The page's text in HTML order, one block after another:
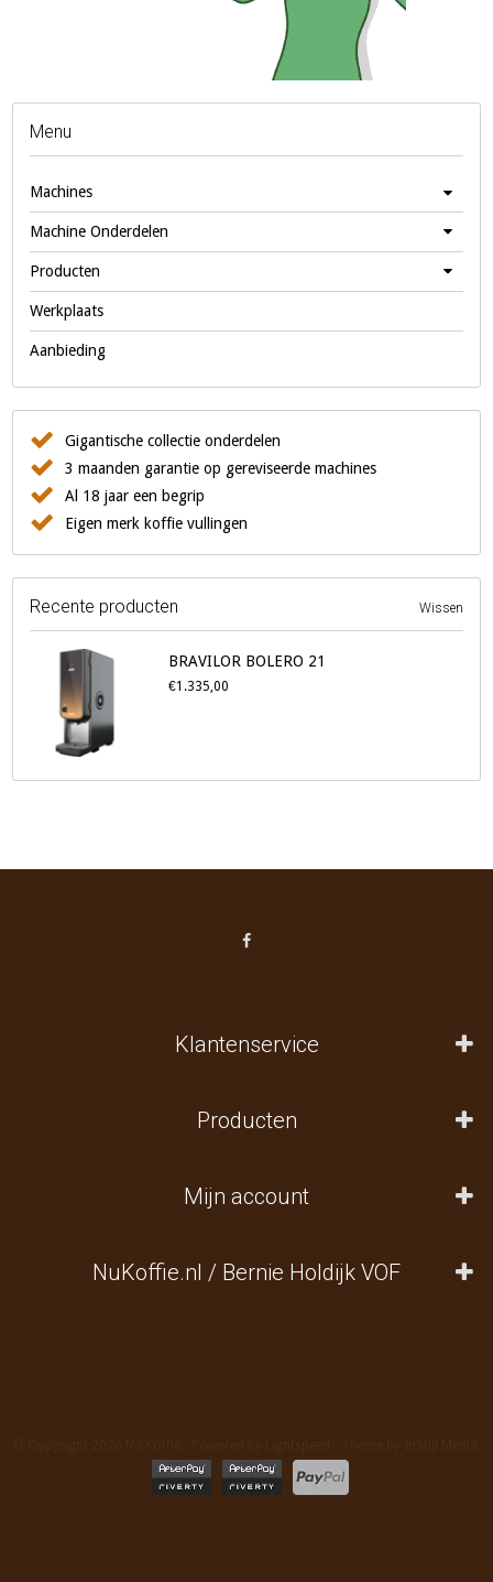
Menu
Machines
Machine Onderdelen
Producten
Werkplaats
Aanbieding
Gigantische collectie onderdelen
3 maanden garantie op gereviseerde machines
Al 18 jaar een begrip
Eigen merk koffie vullingen
Recente producten Wissen
BRAVILOR BOLERO 21
€1.335,00
Klantenservice
Producten
Mijn account
NuKoffie.nl / Bernie Holdijk VOF